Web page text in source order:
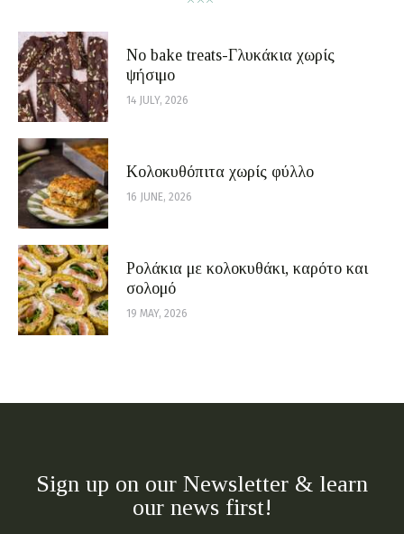
No bake treats-Γλυκάκια χωρίς
ψήσιμο
14 JULY, 2026
Κολοκυθόπιτα χωρίς φύλλο
16 JUNE, 2026
Ρολάκια με κολοκυθάκι, καρότο και
σολομό
19 MAY, 2026
Sign up on our Newsletter & learn
our news first!